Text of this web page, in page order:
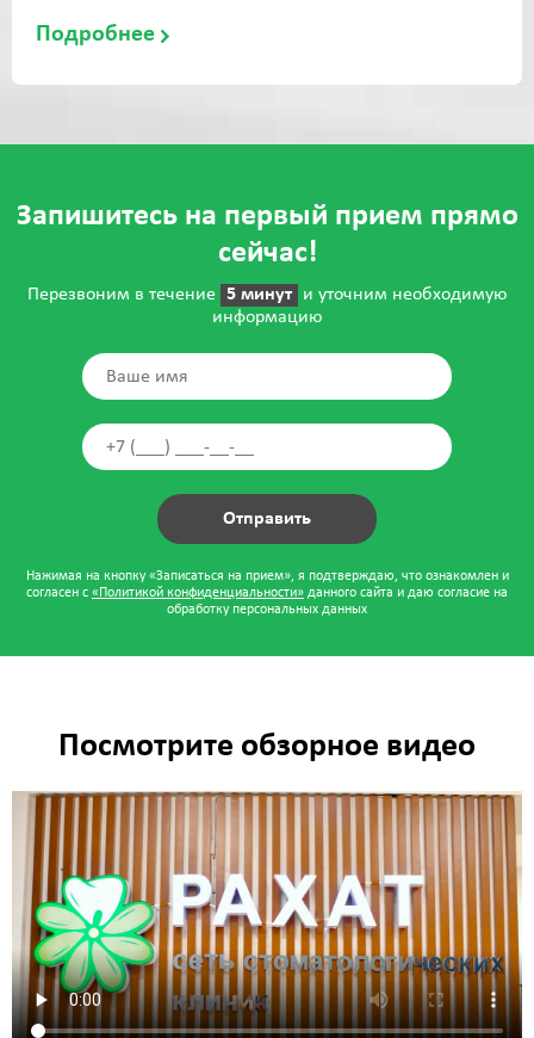
Подробнее
Запишитесь на первый прием прямо
сейчас!
Перезвоним в течение 5 минут
и уточним необходимую
информацию
Нажимая на кнопку «Записаться на прием», я подтверждаю, что ознакомлен и
согласен с «Политикой конфиденциальности» данного сайта и даю согласие на
обработку персональных данных
Посмотрите обзорное видео